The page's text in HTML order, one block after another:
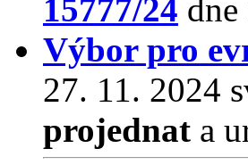
15777/24
Výbor pro
27. 11. 2024
projednat a